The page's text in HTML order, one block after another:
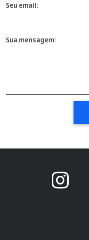
Seu email:
Sua mensagem: